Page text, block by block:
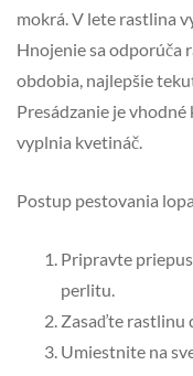
mokrá. V lete rastlina
Hnojenie sa odporúča
obdobia, najlepšie
Presádzanie je
vyplnia kvetináč.
Postup pestovania
Pripravte
perlitu.
Zasaďte rastlinu
Umiestnite na